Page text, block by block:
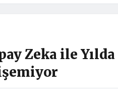
Zeka ile